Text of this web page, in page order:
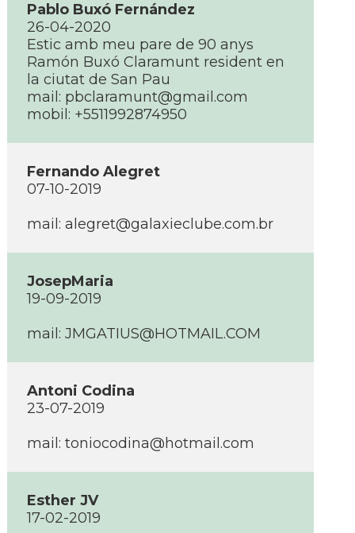
Pablo Buxó Fernández
26-04-2020
Estic amb meu pare de 90 anys
Ramón Buxó Claramunt resident en
la ciutat de San Pau
mail: pbclaramunt@gmail.com
mobil: +5511992874950
Fernando Alegret
07-10-2019
mail: alegret@galaxieclube.com.br
JosepMaria
19-09-2019
mail: JMGATIUS@HOTMAIL.COM
Antoni Codina
23-07-2019
mail: toniocodina@hotmail.com
Esther JV
17-02-2019